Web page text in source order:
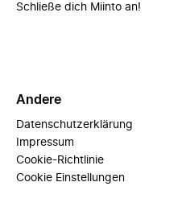
Schließe dich Miinto an!
Andere
Datenschutzerklärung
Impressum
Cookie-Richtlinie
Cookie Einstellungen